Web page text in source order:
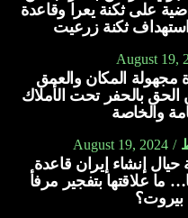
على ثكنة يعرا وقاعدة
ثكنة زرعيت
August 19,
مجهولة المكان والعمق
بالحفر تحت الأملاك
والخاصة
August 19, 2024
حيال إنشاء إيران قاعدة
ما علاقتها بتفجير مرفأ
بيروت؟